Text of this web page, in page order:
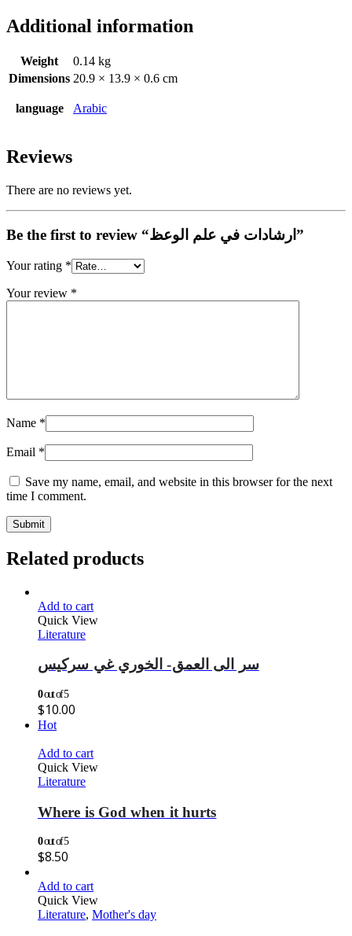
Additional information
Weight
0.14 kg
Dimensions 20.9 × 13.9 × 0.6 cm
language Arabic
Reviews
There are no reviews yet.
Be the first to review “ارشادات في علم الوعظ”
Your rating *
Your review *
Name *
Email *
Save my name, email, and website in this browser for the next
time I comment.
Related products
Add to cart
Quick View
Literature
سر الى العمق- الخوري غي سركيس
0out of 5
$10.00
Hot
Add to cart
Quick View
Literature
Where is God when it hurts
0out of 5
$8.50
Add to cart
Quick View
Literature, Mother's day